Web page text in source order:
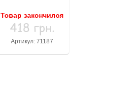
Товар закончился
418 грн.
Артикул: 71187